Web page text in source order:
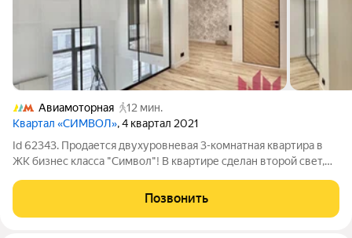
Авиамоторная
12 мин.
Квартал «СИМВОЛ», 4 квартал 2021
Id 62343. Продается двухуровневая 3-комнатная квартира в
ЖК бизнес класса "Символ"! В квартире сделан второй свет,
уже закуплены, полное окончание ремонтных работ
планируется через 2-3
Позвонить